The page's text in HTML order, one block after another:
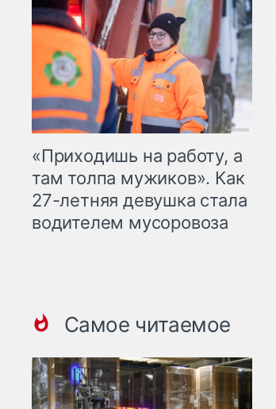
«Приходишь на работу, а
там толпа мужиков». Как
27-летняя девушка стала
водителем мусоровоза
Самое читаемое